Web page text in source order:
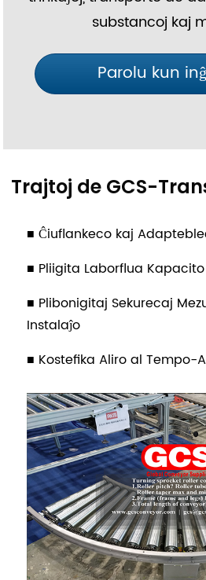
substancoj kaj
Parolu kun
Trajtoj de GCS-
■ Ĉiuflankeco kaj
■ Pliigita Laborflua Kapacito
■ Plibonigitaj Sekurecaj
Instalaĵo
■ Kostefika Aliro al Tempo-